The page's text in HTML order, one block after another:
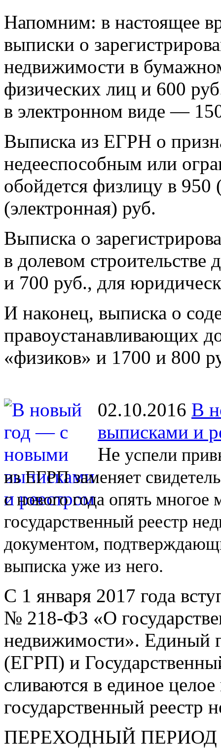
Напомним: в настоящее
выписки о
недвижимости в
физических лиц и 600
в электронном виде —
Выписка из ЕГРН о
недееспособным или
обойдется физлицу в
(электронная) руб.
Выписка о
в долевом
и 700 руб., для
И наконец, выписка о
правоустанавливающих
«физиков» и 1700 и 800
02.10.2016 В
выписками и
Не успели
из ЕГРП заменяет
с нового года опять
государственный реестр
документом,
выписка уже из него.
С 1 января 2017 года
№ 218-ФЗ «О
недвижимости». Единый
(ЕГРП) и
сливаются в единое
государственный
ПЕРЕХОДНЫЙ ПЕРИОД